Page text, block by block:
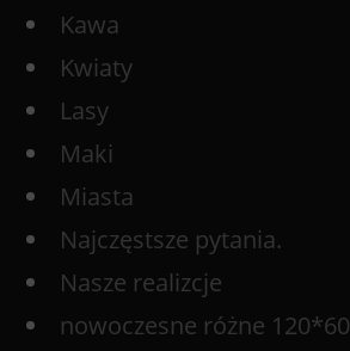
Kawa
Kwiaty
Lasy
Maki
Miasta
Najczęstsze pytania.
Nasze realizcje
nowoczesne różne 120*60